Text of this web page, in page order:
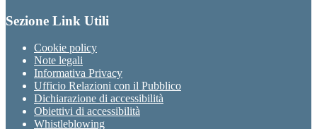
Sezione Link Utili
Cookie policy
Note legali
Informativa Privacy
Ufficio Relazioni con il Pubblico
Dichiarazione di accessibilità
Obiettivi di accessibilità
Whistleblowing